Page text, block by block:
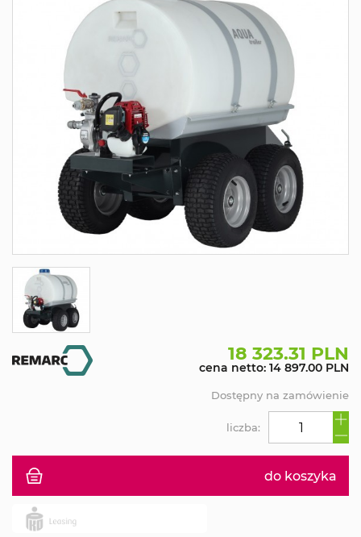
18 323.31 PLN
cena netto: 14 897.00 PLN
do koszyka
liczba:
Dostępny na zamówienie